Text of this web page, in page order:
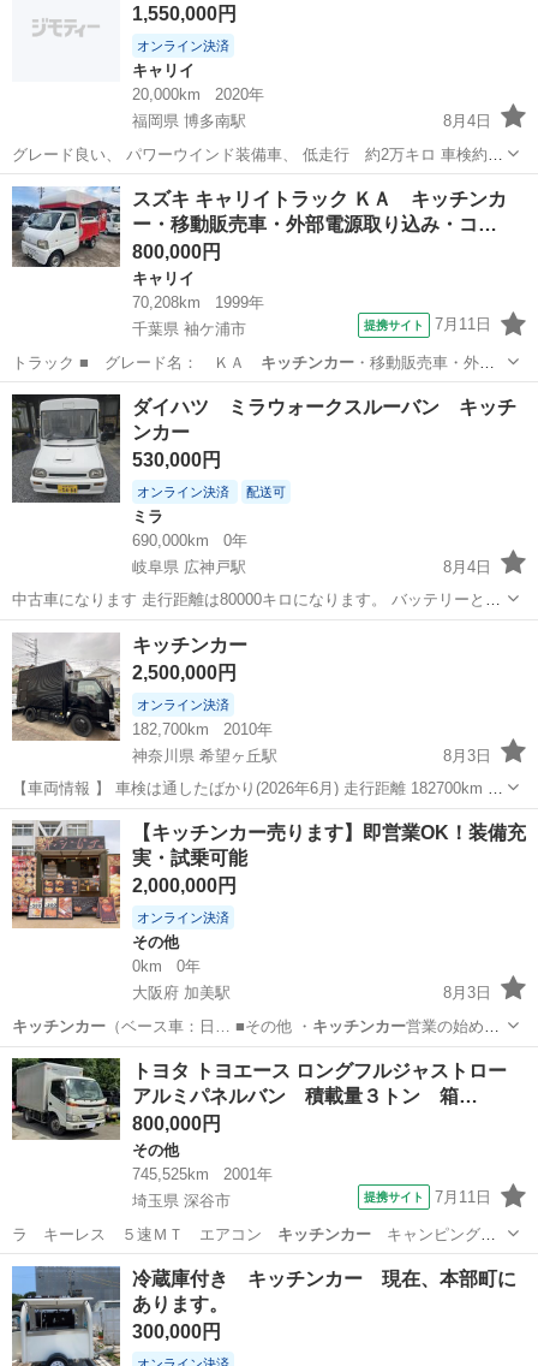
1,550,000円
オンライン決済
キャリイ
20,000km
2020年
福岡県 博多南駅
8月4日
グレード良い、 パワーウインド装備車、 低走行 約2万キロ 車検約2
年付き オートマ、エアコン装備車、 ボックスの長さを25センチ伸ば
してますので 室内が広く、余裕の空間です。 秋冬。年末年始で大活
躍、 現車確...
福岡 那珂川市 博多南駅 キャリイ キッチンカー
スズキ キャリイトラック ＫＡ キッチンカ
ー・移動販売車・外部電源取り込み・コ…
800,000円
キャリイ
70,208km
1999年
千葉県 袖ケ浦市
提携サイト 7月11日
トラック ■ グレード名： ＫＡ キッチンカー・移動販売車・外部
電源取り込み・コ…
千葉 袖ケ浦市
ダイハツ ミラウォークスルーバン キッチ
ンカー
530,000円
オンライン決済 配送可
ミラ
690,000km
0年
岐阜県 広神戸駅
8月4日
中古車になります 走行距離は80000キロになります。 バッテリーとタ
イヤは新品にして渡します HID搭載 横のダンパーが悪くなっていて、
閉じてしまいます。 中古車なので現車確認お願いいたします 詳しいこ
とはメッセージにてお...
岐阜 揖斐郡
キッチンカー
2,500,000円
オンライン決済
182,700km
2010年
神奈川県 希望ヶ丘駅
8月3日
【車両情報 】 車検は通したばかり(2026年6月) 走行距離 182700km 普
通車 2t トラック ISUZU 長さ493cm 幅182cm 高さ304cm 貯水タンク :
給水200L 排水200L ...
神奈川 横浜市 その他 冷凍庫
【キッチンカー売ります】即営業OK！装備充
実・試乗可能
2,000,000円
オンライン決済
その他
0km
0年
大阪府 加美駅
8月3日
キッチンカー
（ベース車：日… ■その他 ・ キッチンカー営業の始め方
…大阪 大阪市 加美駅
トヨタ トヨエース ロングフルジャストロー
アルミパネルバン 積載量３トン 箱…
800,000円
その他
745,525km
2001年
埼玉県 深谷市
提携サイト 7月11日
ラ キーレス ５速ＭＴ エアコン キッチンカーキャンピングカ
ー 車中泊 ■ 排…
埼玉 深谷市 その他
冷蔵庫付き キッチンカー 現在、本部町に
あります。
300,000円